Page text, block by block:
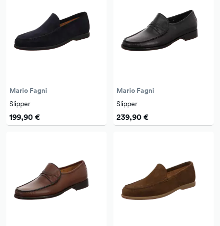
Mario Fagni
Slipper
199,90 €
Mario Fagni
Slipper
239,90 €